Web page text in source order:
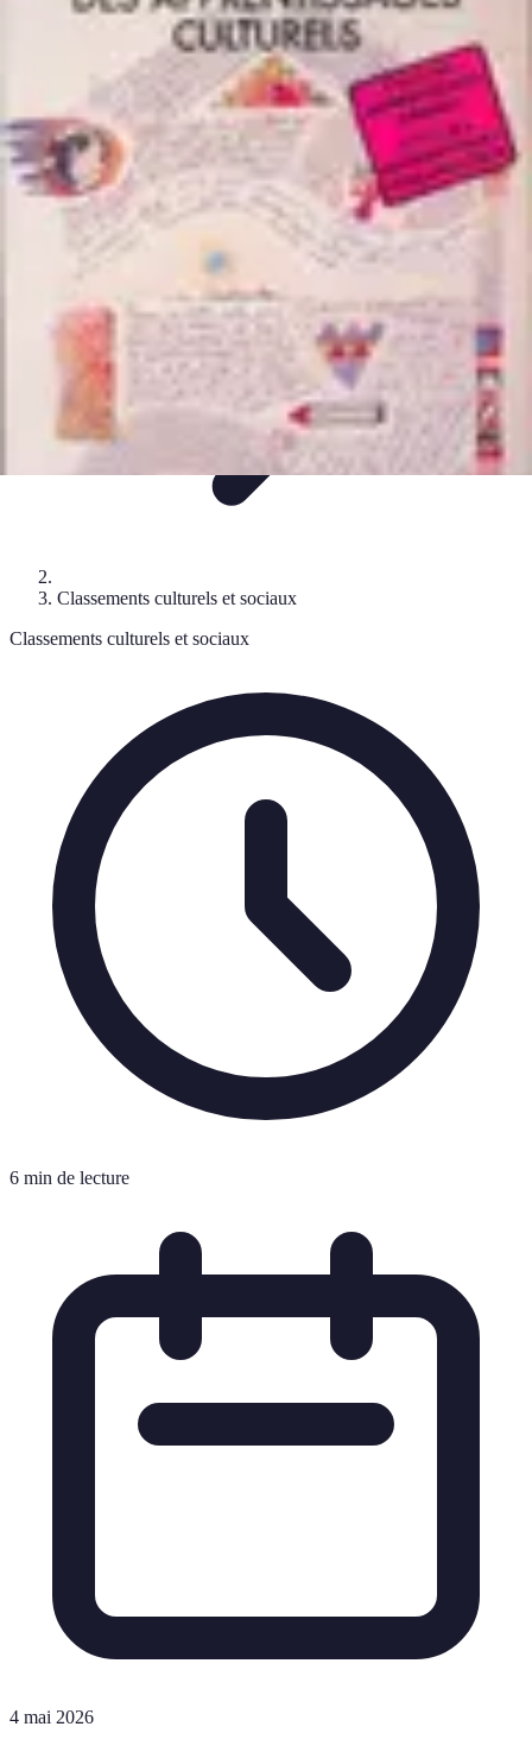
Classement Culturel
Société ConseilsTop
Classement Culturel
Classements culturels et sociaux
Classements culturels et sociaux
6 min de lecture
4 mai 2026